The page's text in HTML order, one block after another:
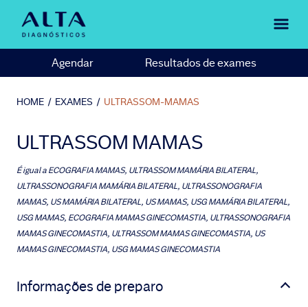
Agendar Resultados de exames
HOME / EXAMES / ULTRASSOM-MAMAS
ULTRASSOM MAMAS
É igual aECOGRAFIA MAMAS, ULTRASSOM MAMÁRIA BILATERAL,
ULTRASSONOGRAFIA MAMÁRIA BILATERAL, ULTRASSONOGRAFIA
MAMAS, US MAMÁRIA BILATERAL, US MAMAS, USG MAMÁRIA BILATERAL,
USG MAMAS, ECOGRAFIA MAMAS GINECOMASTIA, ULTRASSONOGRAFIA
MAMAS GINECOMASTIA, ULTRASSOM MAMAS GINECOMASTIA, US
MAMAS GINECOMASTIA, USG MAMAS GINECOMASTIA
Informações de preparo